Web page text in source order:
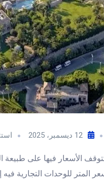
12 ديسمبر، 2025
الأسعار فيها على
للوحدات التجارية فيه إلى حوالي